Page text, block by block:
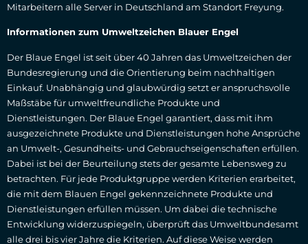
Mitarbeitern alle Server in Deutschland am Standort Freyung.
Informationen zum Umweltzeichen Blauer Engel
Der Blaue Engel ist seit über 40 Jahren das Umweltzeichen der
Bundesregierung und die Orientierung beim nachhaltigen
Einkauf. Unabhängig und glaubwürdig setzt er anspruchsvolle
Maßstäbe für umweltfreundliche Produkte und
Dienstleistungen. Der Blaue Engel garantiert, dass mit ihm
ausgezeichnete Produkte und Dienstleistungen hohe Ansprüche
an Umwelt-, Gesundheits- und Gebrauchseigenschaften erfüllen.
Dabei ist bei der Beurteilung stets der gesamte Lebensweg zu
betrachten. Für jede Produktgruppe werden Kriterien erarbeitet,
die mit dem Blauen Engel gekennzeichnete Produkte und
Dienstleistungen erfüllen müssen. Um dabei die technische
Entwicklung widerzuspiegeln, überprüft das Umweltbundesamt
alle drei bis vier Jahre die Kriterien. Auf diese Weise werden